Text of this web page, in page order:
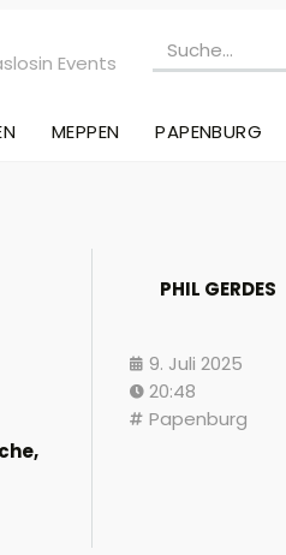
Events
MEPPEN PAPENBURG
PHIL GERDES
9. Juli 2025
20:48
Papenburg